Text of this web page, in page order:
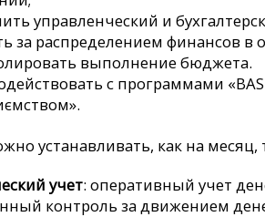
управленческий и
за распределением финансов в
выполнение бюджета.
с программами
устанавливать, как на месяц,
учет: оперативный учет
контроль за движением